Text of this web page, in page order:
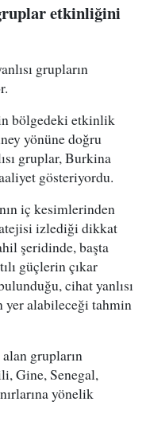
etkinliğini
grupların
bölgedeki etkinlik
yönüne doğru
gruplar, Burkina
gösteriyordu.
iç kesimlerinden
izlediği dikkat
şeridinde, başta
güçlerin çıkar
cihat yanlısı
yer alabileceği tahmin
grupların
Gine, Senegal,
yönelik